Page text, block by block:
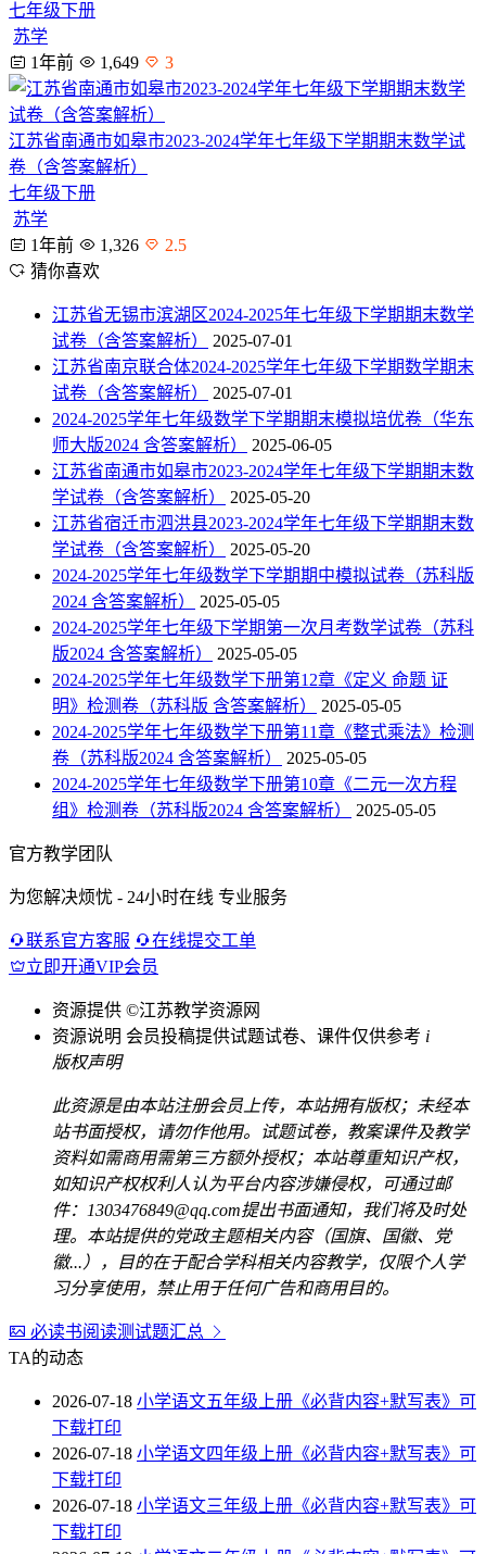
七年级下册
苏学
1年前
1,649 3
江苏省南通市如皋市2023-2024学年七年级下学期期末数学试
卷（含答案解析）
七年级下册
苏学
1年前
1,326
2.5
猜你喜欢
江苏省无锡市滨湖区2024-2025年七年级下学期期末数学
试卷（含答案解析）
2025-07-01
江苏省南京联合体2024-2025学年七年级下学期数学期末
试卷（含答案解析）
2025-07-01
2024-2025学年七年级数学下学期期末模拟培优卷（华东
师大版2024 含答案解析）
2025-06-05
江苏省南通市如皋市2023-2024学年七年级下学期期末数
学试卷（含答案解析）
2025-05-20
江苏省宿迁市泗洪县2023-2024学年七年级下学期期末数
学试卷（含答案解析）
2025-05-20
2024-2025学年七年级数学下学期期中模拟试卷（苏科版
2024 含答案解析）
2025-05-05
2024-2025学年七年级下学期第一次月考数学试卷（苏科
版2024 含答案解析）
2025-05-05
2024-2025学年七年级数学下册第12章《定义 命题 证
明》检测卷（苏科版 含答案解析）
2025-05-05
2024-2025学年七年级数学下册第11章《整式乘法》检测
卷（苏科版2024 含答案解析）
2025-05-05
2024-2025学年七年级数学下册第10章《二元一次方程
组》检测卷（苏科版2024 含答案解析）
2025-05-05
官方教学团队
为您解决烦忧 - 24小时在线 专业服务
联系官方客服
在线提交工单
立即开通VIP会员
资源提供 ©江苏教学资源网
资源说明 会员投稿提供试题试卷、课件仅供参考 i
版权声明
此资源是由本站注册会员上传，本站拥有版权；未经本
站书面授权，请勿作他用。试题试卷，教案课件及教学
资料如需商用需第三方额外授权；本站尊重知识产权，
如知识产权权利人认为平台内容涉嫌侵权，可通过邮
件：1303476849@qq.com提出书面通知，我们将及时处
理。本站提供的党政主题相关内容（国旗、国徽、党
徽...），目的在于配合学科相关内容教学，仅限个人学
习分享使用，禁止用于任何广告和商用目的。
必读书阅读测试题汇总
TA的动态
2026-07-18 小学语文五年级上册《必背内容+默写表》可
下载打印
2026-07-18 小学语文四年级上册《必背内容+默写表》可
下载打印
2026-07-18 小学语文三年级上册《必背内容+默写表》可
下载打印